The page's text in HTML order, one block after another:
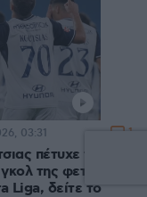
πέτυχε το
της φετινής
Liga, δείτε το
03:31 1